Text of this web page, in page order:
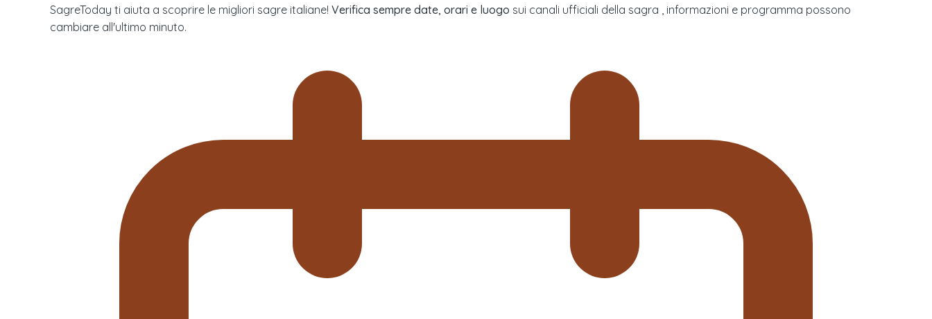
SagreToday ti aiuta a scoprire le migliori sagre italiane! Verifica sempre date, orari e luogo sui canali ufficiali della sagra , informazioni e programma possono
cambiare all'ultimo minuto.